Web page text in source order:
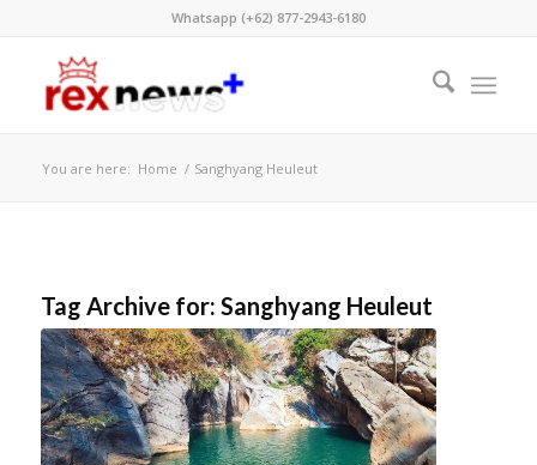
Whatsapp (+62) 877-2943-6180
You are here: Home / Sanghyang Heuleut
Tag Archive for: Sanghyang Heuleut